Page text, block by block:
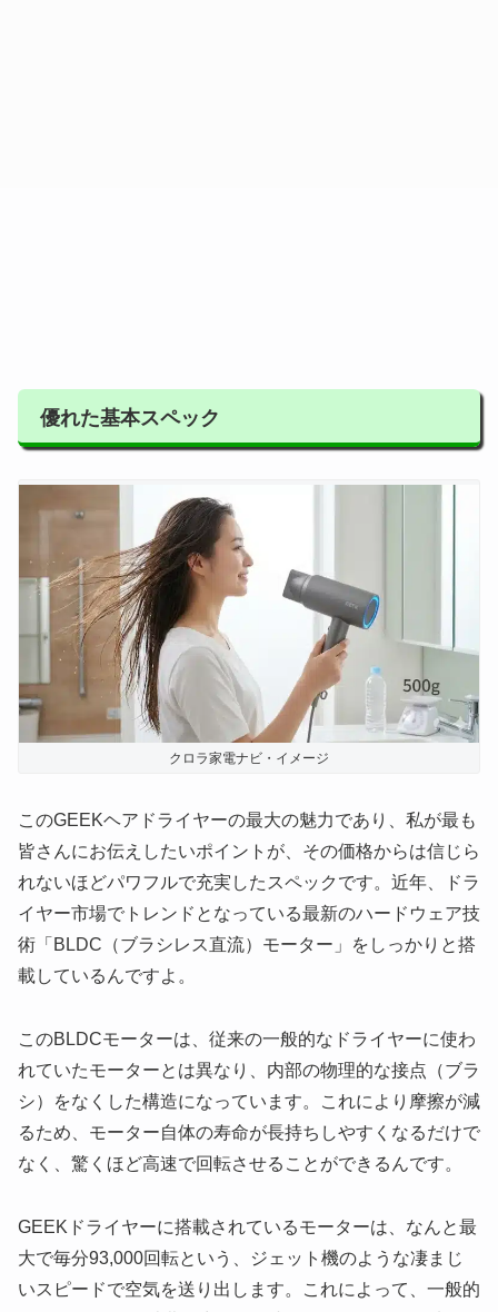
優れた基本スペック
クロラ家電ナビ・イメージ
このGEEKヘアドライヤーの最大の魅力であり、私が最も
皆さんにお伝えしたいポイントが、その価格からは信じら
れないほどパワフルで充実したスペックです。近年、ドラ
イヤー市場でトレンドとなっている最新のハードウェア技
術「BLDC（ブラシレス直流）モーター」をしっかりと搭
載しているんですよ。
このBLDCモーターは、従来の一般的なドライヤーに使わ
れていたモーターとは異なり、内部の物理的な接点（ブラ
シ）をなくした構造になっています。これにより摩擦が減
るため、モーター自体の寿命が長持ちしやすくなるだけで
なく、驚くほど高速で回転させることができるんです。
GEEKドライヤーに搭載されているモーターは、なんと最
大で毎分93,000回転という、ジェット機のような凄まじ
いスピードで空気を送り出します。これによって、一般的